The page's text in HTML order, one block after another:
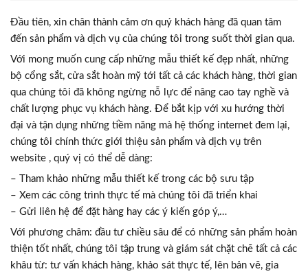
Đầu tiên, xin chân thành cảm ơn quý khách hàng đã quan tâm
đến sản phẩm và dịch vụ của chúng tôi trong suốt thời gian qua.
Với mong muốn cung cấp những mẫu thiết kế đẹp nhất, những
bộ cổng sắt, cửa sắt hoàn mỹ tới tất cả các khách hàng, thời gian
qua chúng tôi đã không ngừng nỗ lực để nâng cao tay nghề và
chất lượng phục vụ khách hàng. Để bắt kịp với xu hướng thời
đại và tận dụng những tiềm năng mà hệ thống internet đem lại,
chúng tôi chính thức giới thiệu sản phẩm và dịch vụ trên
website , quý vị có thể dễ dàng:
– Tham khảo những mẫu thiết kế trong các bộ sưu tập
– Xem các công trình thực tế mà chúng tôi đã triển khai
– Gửi liên hệ để đặt hàng hay các ý kiến góp ý,…
Với phương châm: đầu tư chiều sâu để có những sản phẩm hoàn
thiện tốt nhất, chúng tôi tập trung và giám sát chặt chẽ tất cả các
khâu từ: tư vấn khách hàng, khảo sát thực tế, lên bản vẽ, gia